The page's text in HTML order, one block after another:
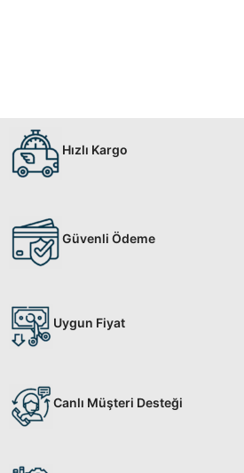
Hızlı Kargo
Güvenli Ödeme
Uygun Fiyat
Canlı Müşteri Desteği